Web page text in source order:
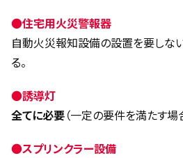
●住宅用火災警報器
自動火災報知設備の設置を要しな
る。
●誘導灯
全てに必要（一定の要件を満たす場
●スプリンクラー設備